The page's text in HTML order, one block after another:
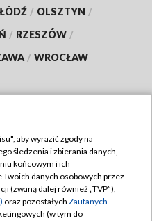
ŁÓDŹ / OLSZTYN /
/ RZESZÓW /
/ WROCŁAW
TVP
aby wyrazić zgody na
śledzenia i zbierania danych,
końcowym i ich
danych osobowych przez
(zwaną dalej również „TVP”),
oraz pozostałych Zaufanych
(w tym do